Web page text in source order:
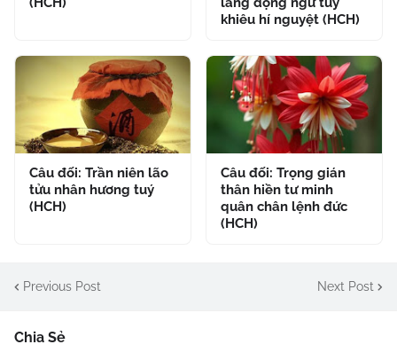
khiêu hí nguyệt (HCH)
Câu đối: Trần niên lão
tửu nhân hương tuý
(HCH)
Câu đối: Trọng gián
thân hiền tư minh
quân chân lệnh đức
(HCH)
Previous Post Next Post
Chia Sẻ